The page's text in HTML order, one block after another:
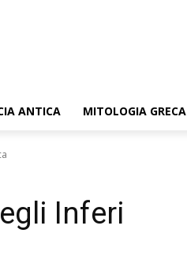
ANTICA MITOLOGIA GRECA
Inferi